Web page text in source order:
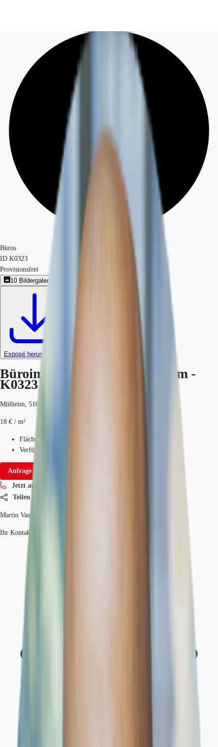
Investieren
Marktinformationen
Coworking
Ihre Ansprechpartner
Favoriten
Jetzt anrufen Kontaktieren Sie uns
Büros
ID K0323
Provisionsfrei
10 Bildergalerie Grundriss
Exposé herunterladen
Büroimmobilie - Köln, Mülheim -
K0323
Mülheim, 51063, Köln, Nordrhein-Westfalen
18 € / m²
Fläche
Verfügbarkeit
Anfrage senden
Jetzt anrufen
Teilen
Martin Vass
Ihr Kontakt